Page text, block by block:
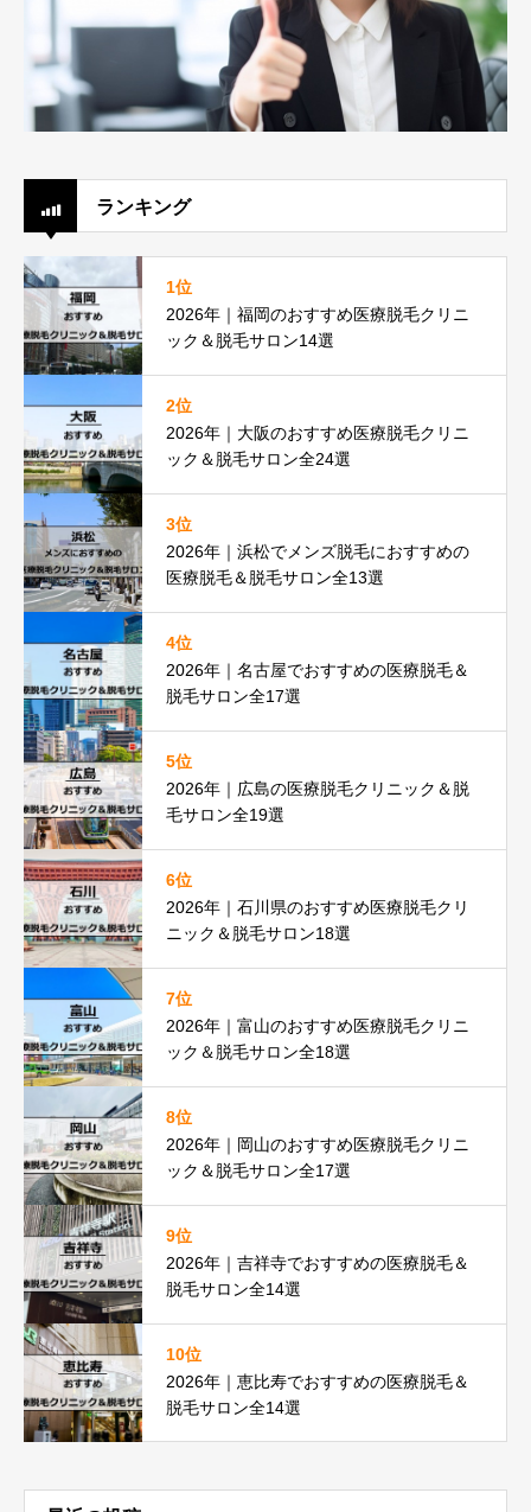
ランキング
1位
2026年｜福岡のおすすめ医療脱毛クリニ
ック＆脱毛サロン14選
2位
2026年｜大阪のおすすめ医療脱毛クリニ
ック＆脱毛サロン全24選
3位
2026年｜浜松でメンズ脱毛におすすめの
医療脱毛＆脱毛サロン全13選
4位
2026年｜名古屋でおすすめの医療脱毛＆
脱毛サロン全17選
5位
2026年｜広島の医療脱毛クリニック＆脱
毛サロン全19選
6位
2026年｜石川県のおすすめ医療脱毛クリ
ニック＆脱毛サロン18選
7位
2026年｜富山のおすすめ医療脱毛クリニ
ック＆脱毛サロン全18選
8位
2026年｜岡山のおすすめ医療脱毛クリニ
ック＆脱毛サロン全17選
9位
2026年｜吉祥寺でおすすめの医療脱毛＆
脱毛サロン全14選
10位
2026年｜恵比寿でおすすめの医療脱毛＆
脱毛サロン全14選